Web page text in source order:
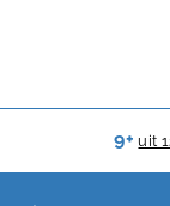
9+ uit